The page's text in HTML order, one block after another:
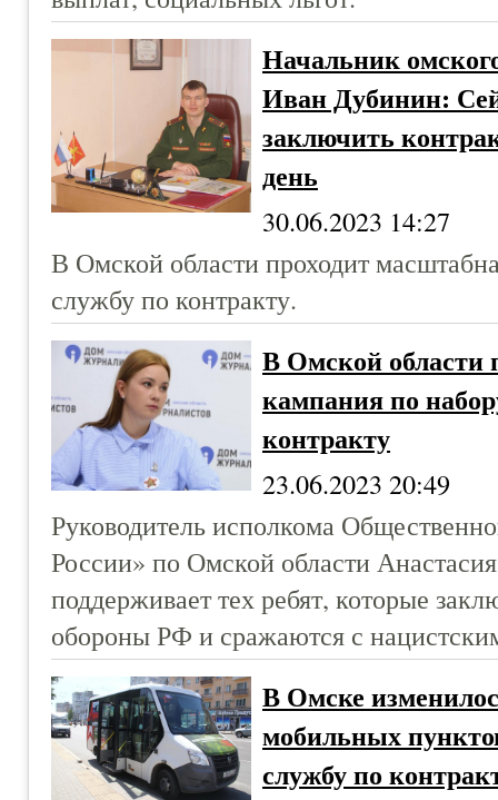
Начальник
Иван Дубинин:
заключить
день
30.06.2023 14:27
В Омской области проходит
службу по контракту.
В Омской области
кампания по
контракту
23.06.2023 20:49
Руководитель исполкома
России» по Омской области
поддерживает тех ребят, которые
обороны РФ и сражаются с
В Омске
мобильных
службу по